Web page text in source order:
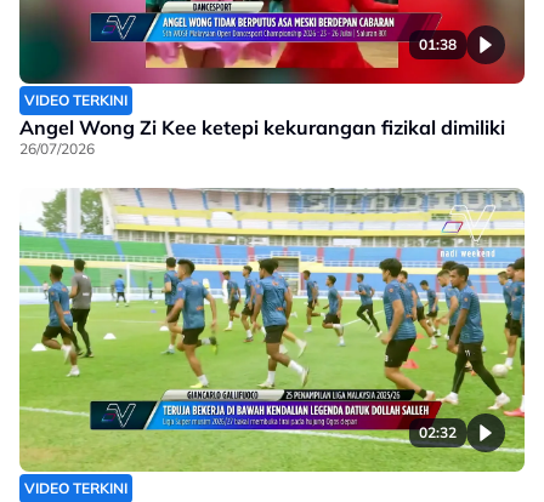
01:38
VIDEO TERKINI
Angel Wong Zi Kee ketepi kekurangan fizikal dimiliki
26/07/2026
02:32
VIDEO TERKINI